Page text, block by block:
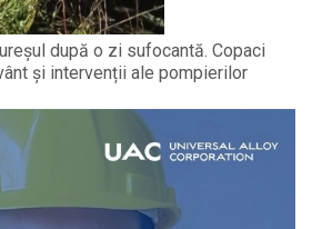
după o zi sufocantă. Copaci
și intervenții ale pompierilor